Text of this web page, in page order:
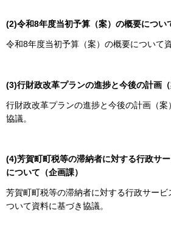
(2)令和8年度当初予算（案）の概要につい
令和8年度当初予算（案）の概要について
(3)行財政改革プランの進捗と今後の計画（
行財政改革プランの進捗と今後の計画（案
協議。
(4)芳賀町町税等の滞納者に対する行政サ
について（企画課）
芳賀町町税等の滞納者に対する行政サー
ついて資料に基づき協議。